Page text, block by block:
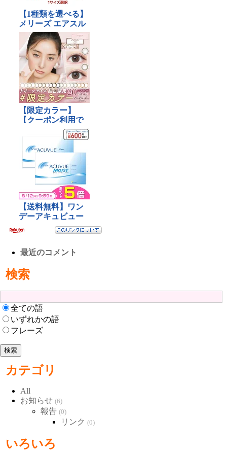
最近のコメント
検索
全ての語
いずれかの語
フレーズ
カテゴリ
All
お知らせ (6)
報告 (0)
リンク (0)
いろいろ